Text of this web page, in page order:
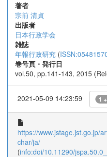
著者
宗前 清貞
出版者
日本行政学会
雑誌
年報行政研究 (
巻号頁・発行日
vol.50, pp.141-143, 2015
2021-05-09 14:23:59 1
https://www.jstage.jst.go.jp/
char/ja/
(info:doi/10.11290/